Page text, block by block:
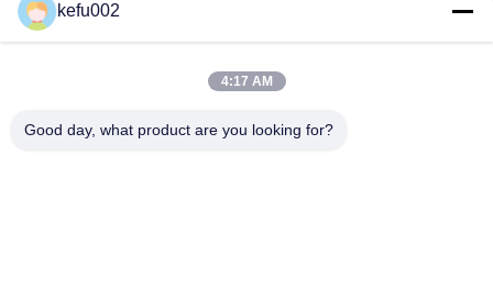
Глубокая батарея
цикла ЛиФеПо4
Перезаряжаемые
Солнечная батарея
kefu002
4:17 AM
Good day, what product are you looking for?